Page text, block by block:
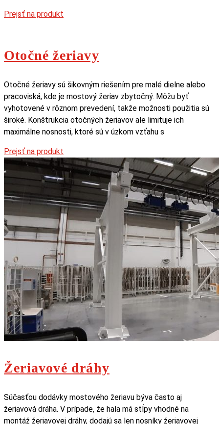
Prejsť na produkt
Otočné žeriavy
Otočné žeriavy sú šikovným riešením pre malé dielne alebo
pracoviská, kde je mostový žeriav zbytočný. Môžu byť
vyhotovené v rôznom prevedení, takže možnosti použitia sú
široké. Konštrukcia otočných žeriavov ale limituje ich
maximálne nosnosti, ktoré sú v úzkom vzťahu s
Prejsť na produkt
Žeriavové dráhy
Súčasťou dodávky mostového žeriavu býva často aj
žeriavová dráha. V prípade, že hala má stĺpy vhodné na
montáž žeriavovej dráhy, dodajú sa len nosníky žeriavovej